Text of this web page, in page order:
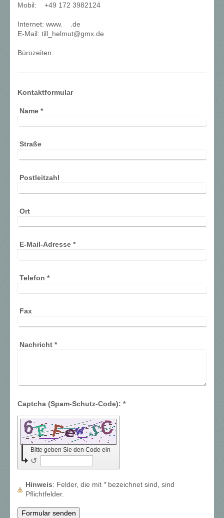
Mobil: +49 172 3982124
Internet: www. .de
E-Mail: till_helmut@gmx.de
Bürozeiten:
Kontaktformular
Name*
Straße
Postleitzahl
Ort
E-Mail-Adresse*
Telefon *
Fax
Nachricht*
Captcha (Spam-Schutz-Code): *
Bitte geben Sie den Code ein
↺
Hinweis : Felder, die mit *bezeichnet sind, sind
Pflichtfelder.